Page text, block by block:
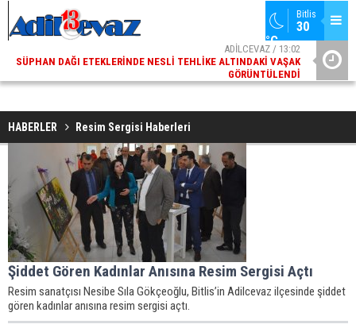
Bitlis
30
°C
ADİLCEVAZ / 13:02
SÜPHAN DAĞI ETEKLERINDE NESLI TEHLIKE ALTINDAKI VAŞAK
GÖRÜNTÜLENDI
HABERLER Resim Sergisi Haberleri
Şiddet Gören Kadınlar Anısına Resim Sergisi Açtı
Resim sanatçısı Nesibe Sıla Gökçeoğlu, Bitlis’in Adilcevaz ilçesinde şiddet
gören kadınlar anısına resim sergisi açtı.